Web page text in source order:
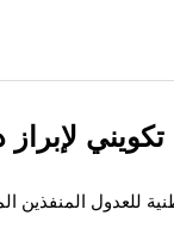
للعدول المنفذين